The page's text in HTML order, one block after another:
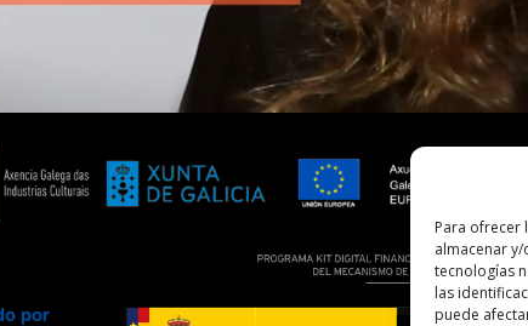
Para ofrecer
almacenar
tecnologías
las
puede